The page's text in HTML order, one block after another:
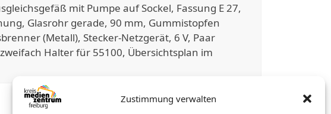
Zustimmung verwalten
mit Pumpe auf Sockel, Fassung E 27,
Glasrohr gerade, 90 mm, Gummistopfen
(Metall), Stecker-Netzgerät, 6 V, Paar
Halter für 55100, Übersichtsplan im